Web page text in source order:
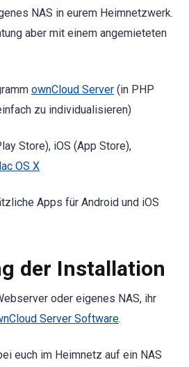
NAS in eurem Heimnetzwerk.
aber mit einem angemieteten
ownCloud Server (in PHP
zu individualisieren)
Store), iOS (App Store),
OS X
Apps für Android und iOS
der Installation
oder eigenes NAS, ihr
Server Software.
euch im Heimnetz auf ein NAS